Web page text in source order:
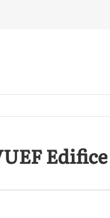
Edifice